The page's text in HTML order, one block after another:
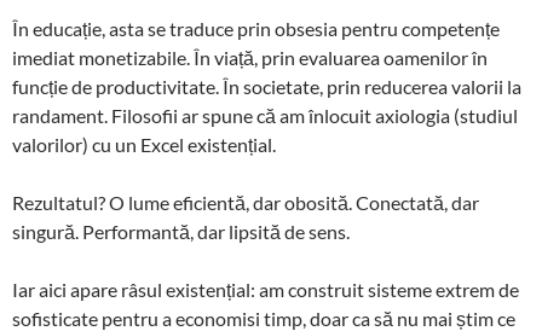
În educație, asta se traduce prin obsesia pentru competențe
imediat monetizabile. În viață, prin evaluarea oamenilor în
funcție de productivitate. În societate, prin reducerea valorii la
randament. Filosofii ar spune că am înlocuit axiologia (studiul
valorilor) cu un Excel existențial.
Rezultatul? O lume eficientă, dar obosită. Conectată, dar
singură. Performantă, dar lipsită de sens.
Iar aici apare râsul existențial: am construit sisteme extrem de
sofisticate pentru a economisi timp, doar ca să nu mai știm ce